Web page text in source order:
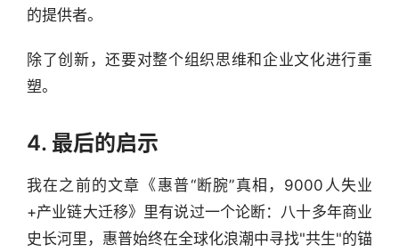
的提供者。
除了创新，还要对整个组织思维和企业文化进行重
塑。
4. 最后的启示
我在之前的文章《‌惠普“断腕”真相，9000人失业
+产业链大迁移》里有说过一个论断：八十多年商业
史长河里，惠普始终在全球化浪潮中寻找"共生"的锚